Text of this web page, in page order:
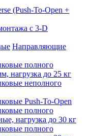
(Push-To-Open +
с 3-D
Направляющие
полного
нагрузка до 25 кг
неполного
Push-To-Open
полного
нагрузка до 30 кг
полного